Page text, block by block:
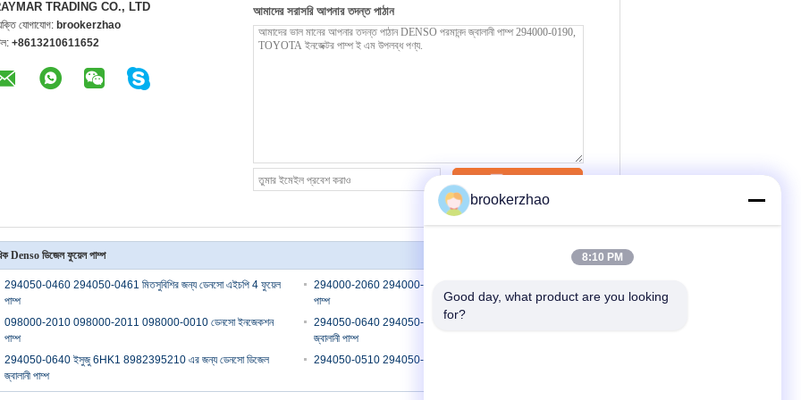
TRADING CO., LTD
যোগাযোগ: brookerzhao
+8613210611652
আমাদের সরাসরি আপনার তদন্ত পাঠান
যোগাযোগ
Denso ডিজেল ফুয়েল পাম্প
294050-0460 294050-0461 মিতসুবিশির জন্য ডেনসো এইচপি 4 ফুয়েল
পাম্প
294000-2060 294000-2062 294000-2061 ডেনসো কমন রেল
পাম্প
098000-2010 098000-2011 098000-0010 ডেনসো ইনজেকশন
পাম্প
294050-0640 294050-0641 294050-0642 ডেনসো ডিজেল
জ্বালানী পাম্প
294050-0640 ইসুজু 6HK1 8982395210 এর জন্য ডেনসো ডিজেল
জ্বালানী পাম্প
294050-0510 294050-0511 ডেনসো ডিজেল জ্বালানী পাম্প
brookerzhao
8:10 PM
Good day, what product are you looking
for?